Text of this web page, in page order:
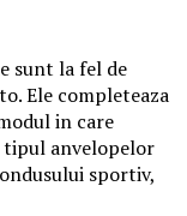
sunt la fel de
Ele completeaza
in care
tipul anvelopelor
sportiv,